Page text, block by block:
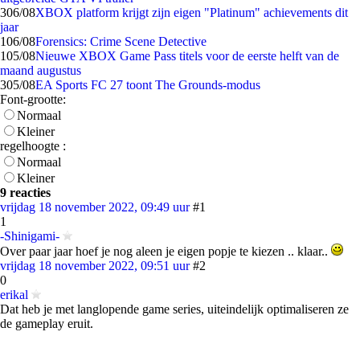
306/08XBOX platform krijgt zijn eigen "Platinum" achievements dit
jaar
106/08Forensics: Crime Scene Detective
105/08Nieuwe XBOX Game Pass titels voor de eerste helft van de
maand augustus
305/08EA Sports FC 27 toont The Grounds-modus
Font-grootte:
Normaal
Kleiner
regelhoogte :
Normaal
Kleiner
9 reacties
vrijdag 18 november 2022, 09:49 uur #1
1
-Shinigami-
Over paar jaar hoef je nog aleen je eigen popje te kiezen .. klaar..
vrijdag 18 november 2022, 09:51 uur #2
0
erikal
Dat heb je met langlopende game series, uiteindelijk optimaliseren ze
de gameplay eruit.